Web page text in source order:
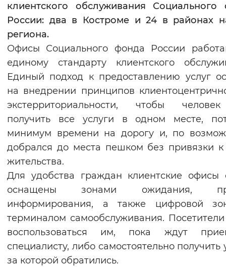
Цвет сайта
Синий фон
Изображения
Включены Выключены
Звуковой ассистент
Воспроизвести Остановить
Вернуть стандартные настройки
клиентского обслуживания Социального
России: два в Костроме и 24 в районах
региона.
Офисы Социального фонда России
единому стандарту клиентского
Единый подход к предоставлению услуг
на внедрении принципов
экстерриториальности, чтобы
получить все услуги в одном месте,
минимум времени на дорогу и, по
добрался до места пешком без привязки к
жительства.
Для удобства граждан клиентские офисы
оснащены зонами ожидания,
информирования, а также цифровой
терминалом самообслуживания.
воспользоваться им, пока ждут
специалисту, либо самостоятельно получить
за которой обратились.